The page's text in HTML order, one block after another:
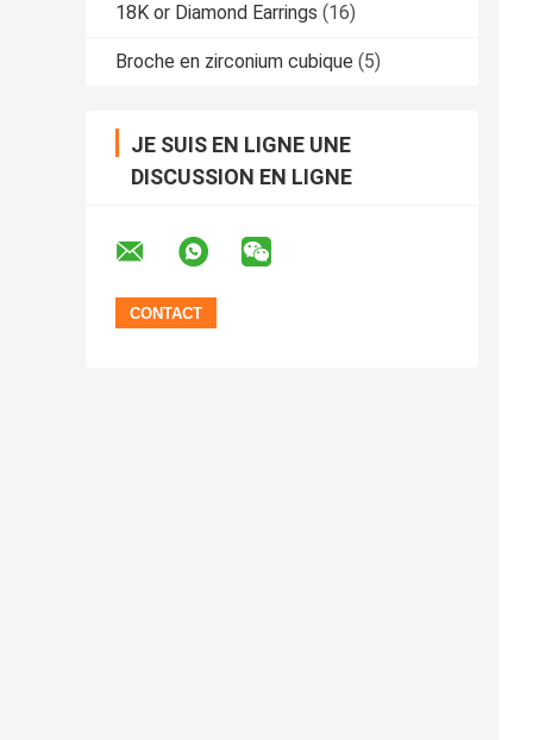
18K or Diamond Earrings (16)
Broche en zirconium cubique (5)
JE SUIS EN LIGNE UNE
DISCUSSION EN LIGNE